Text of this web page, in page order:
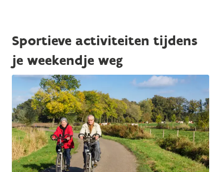
Sportieve activiteiten tijdens
je weekendje weg